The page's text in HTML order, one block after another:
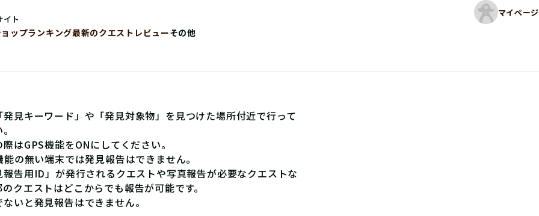
イト
マイページ
ップランキング最新のクエストレビューその他
発見キーワード」や「発見対象物」を見つけた場所付近で行って
はGPS機能をONにしてください。
の無い端末では発見報告はできません。
告用ID」が発行されるクエストや写真報告が必要なクエストな
のクエストはどこからでも報告が可能です。
いと発見報告はできません。